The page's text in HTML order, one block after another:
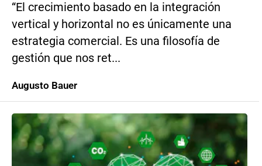
“El crecimiento basado en la integración
vertical y horizontal no es únicamente una
estrategia comercial. Es una filosofía de
gestión que nos ret...
Augusto Bauer